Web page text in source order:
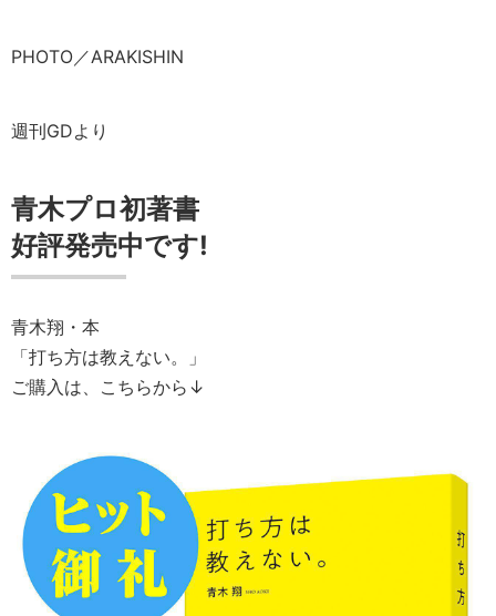
PHOTO／ARAKISHIN
週刊GDより
青木プロ初著書
好評発売中です!
青木翔・本
「打ち方は教えない。」
ご購入は、こちらから↓